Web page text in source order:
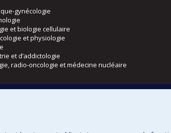
gynécologie
et biologie cellulaire
et physiologie
et d’addictologie
radio-oncologie et médecine nucléaire